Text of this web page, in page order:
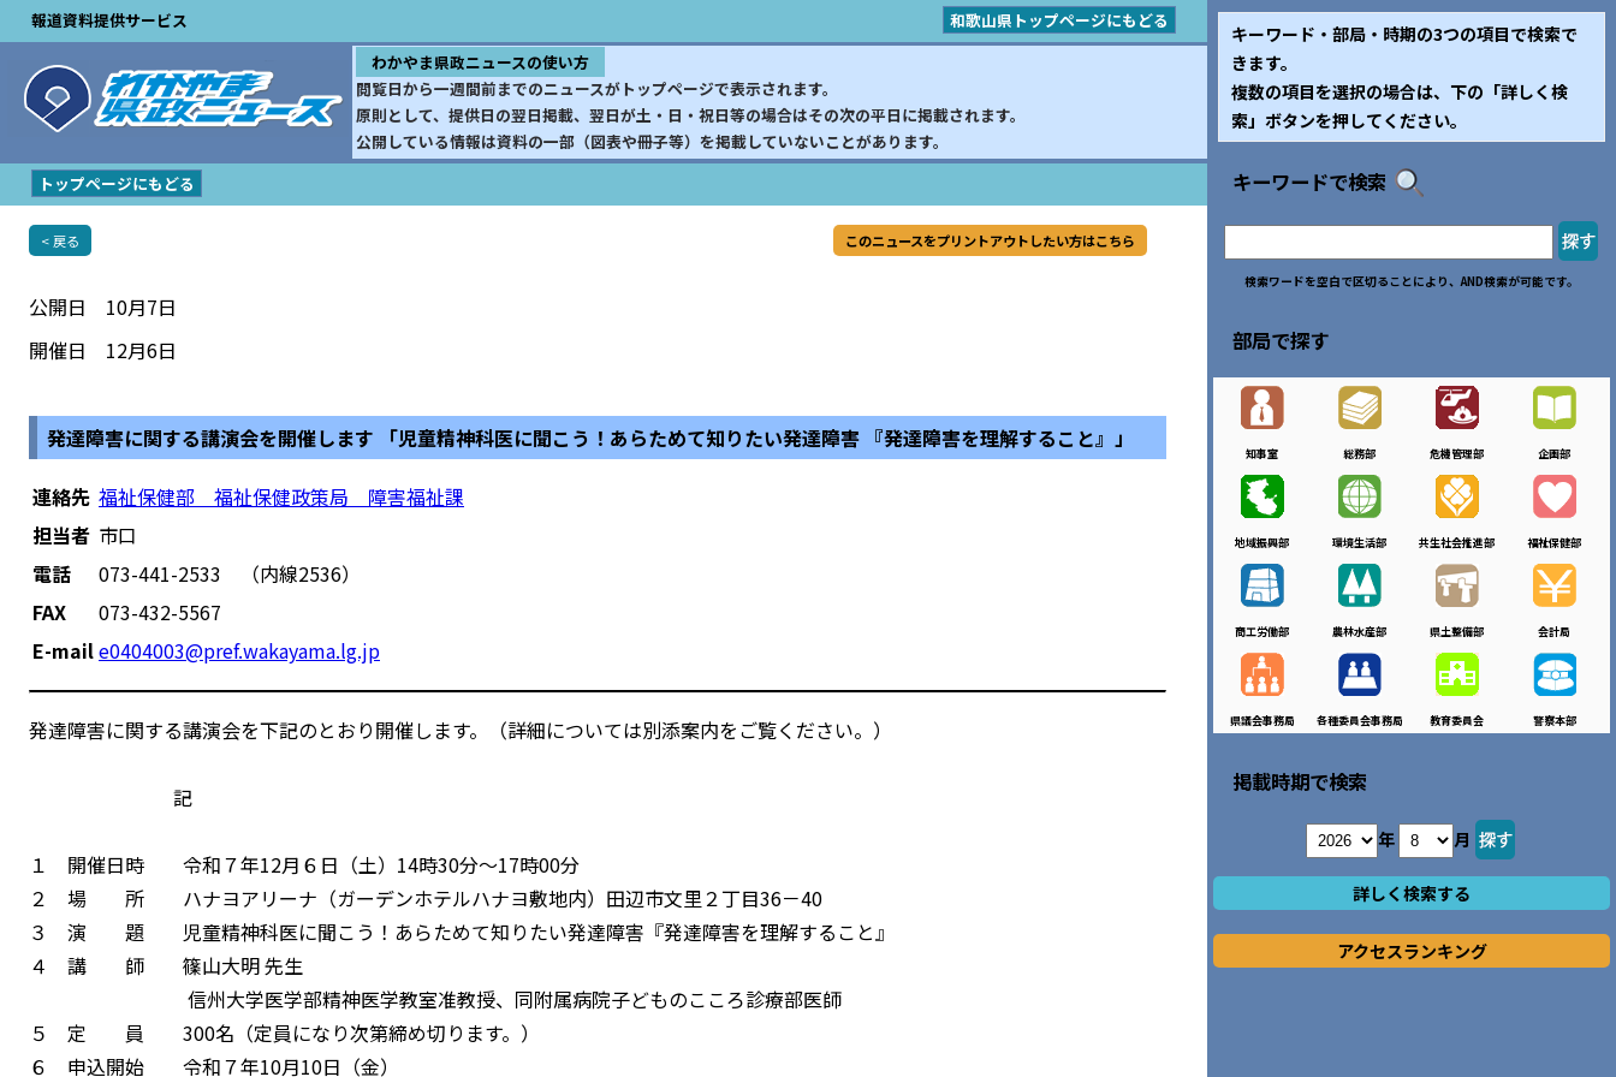
報道資料提供サービス
和歌山県トップページにもどる
わかやま県政ニュースの使い方
閲覧日から一週間前までのニュースがトップページで表示されます。
原則として、提供日の翌日掲載、翌日が土・日・祝日等の場合はその次の平日に掲載されます。
公開している情報は資料の一部（図表や冊子等）を掲載していないことがあります。
トップページにもどる
< 戻る このニュースをプリントアウトしたい方はこちら
公開日 10月7日
開催日 12月6日
発達障害に関する講演会を開催します 「児童精神科医に聞こう！あらためて知りたい発達障害 『発達障害を理解すること』」
連絡先 福祉保健部 福祉保健政策局 障害福祉課
担当者 市口
電話
073-441-2533 （内線2536）
FAX
073-432-5567
E-maile0404003@pref.wakayama.lg.jp
発達障害に関する講演会を下記のとおり開催します。（詳細については別添案内をご覧ください。）
記
１ 開催日時 令和７年12月６日（土）14時30分～17時00分
２ 場 所 ハナヨアリーナ（ガーデンホテルハナヨ敷地内）田辺市文里２丁目36－40
３ 演 題 児童精神科医に聞こう！あらためて知りたい発達障害『発達障害を理解すること』
４ 講 師 篠山大明 先生
信州大学医学部精神医学教室准教授、同附属病院子どものこころ診療部医師
５ 定 員 300名（定員になり次第締め切ります。）
６ 申込開始 令和７年10月10日（金）
キーワード・部局・時期の3つの項目で検索で
きます。
複数の項目を選択の場合は、下の「詳しく検
索」ボタンを押してください。
キーワードで検索
検索ワードを空白で区切ることにより、AND検索が可能です。
部局で探す
知事室 総務部 危機管理部 企画部
地域振興部 環境生活部 共生社会推進部 福祉保健部
商工労働部 農林水産部 県土整備部 会計局
県議会事務局 各種委員会事務局 教育委員会 警察本部
掲載時期で検索
年 月
詳しく検索する
アクセスランキング